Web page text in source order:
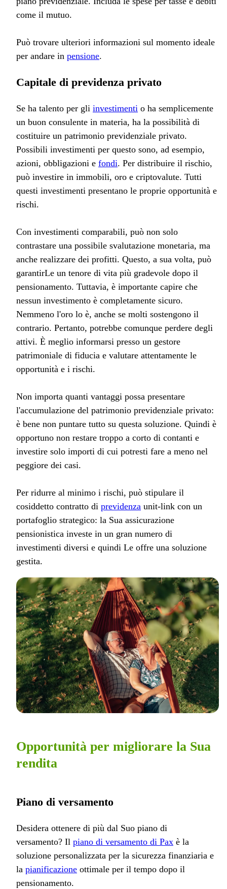
come il mutuo.
Può trovare ulteriori informazioni sul momento ideale
per andare in pensione.
Capitale di previdenza privato
Se ha talento per gli investimenti o ha semplicemente
un buon consulente in materia, ha la possibilità di
costituire un patrimonio previdenziale privato.
Possibili investimenti per questo sono, ad esempio,
azioni, obbligazioni e fondi. Per distribuire il rischio,
può investire in immobili, oro e criptovalute. Tutti
questi investimenti presentano le proprie opportunità e
rischi.
Con investimenti comparabili, può non solo
contrastare una possibile svalutazione monetaria, ma
anche realizzare dei profitti. Questo, a sua volta, può
garantirLe un tenore di vita più gradevole dopo il
pensionamento. Tuttavia, è importante capire che
nessun investimento è completamente sicuro.
Nemmeno l'oro lo è, anche se molti sostengono il
contrario. Pertanto, potrebbe comunque perdere degli
attivi. È meglio informarsi presso un gestore
patrimoniale di fiducia e valutare attentamente le
opportunità e i rischi.
Non importa quanti vantaggi possa presentare
l'accumulazione del patrimonio previdenziale privato:
è bene non puntare tutto su questa soluzione. Quindi è
opportuno non restare troppo a corto di contanti e
investire solo importi di cui potresti fare a meno nel
peggiore dei casi.
Per ridurre al minimo i rischi, può stipulare il
cosiddetto contratto di previdenza unit-link con un
portafoglio strategico: la Sua assicurazione
pensionistica investe in un gran numero di
investimenti diversi e quindi Le offre una soluzione
gestita.
Opportunità per migliorare la Sua
rendita
Piano di versamento
Desidera ottenere di più dal Suo piano di
versamento? Il piano di versamento di Pax è la
soluzione personalizzata per la sicurezza finanziaria e
la pianificazione ottimale per il tempo dopo il
pensionamento.